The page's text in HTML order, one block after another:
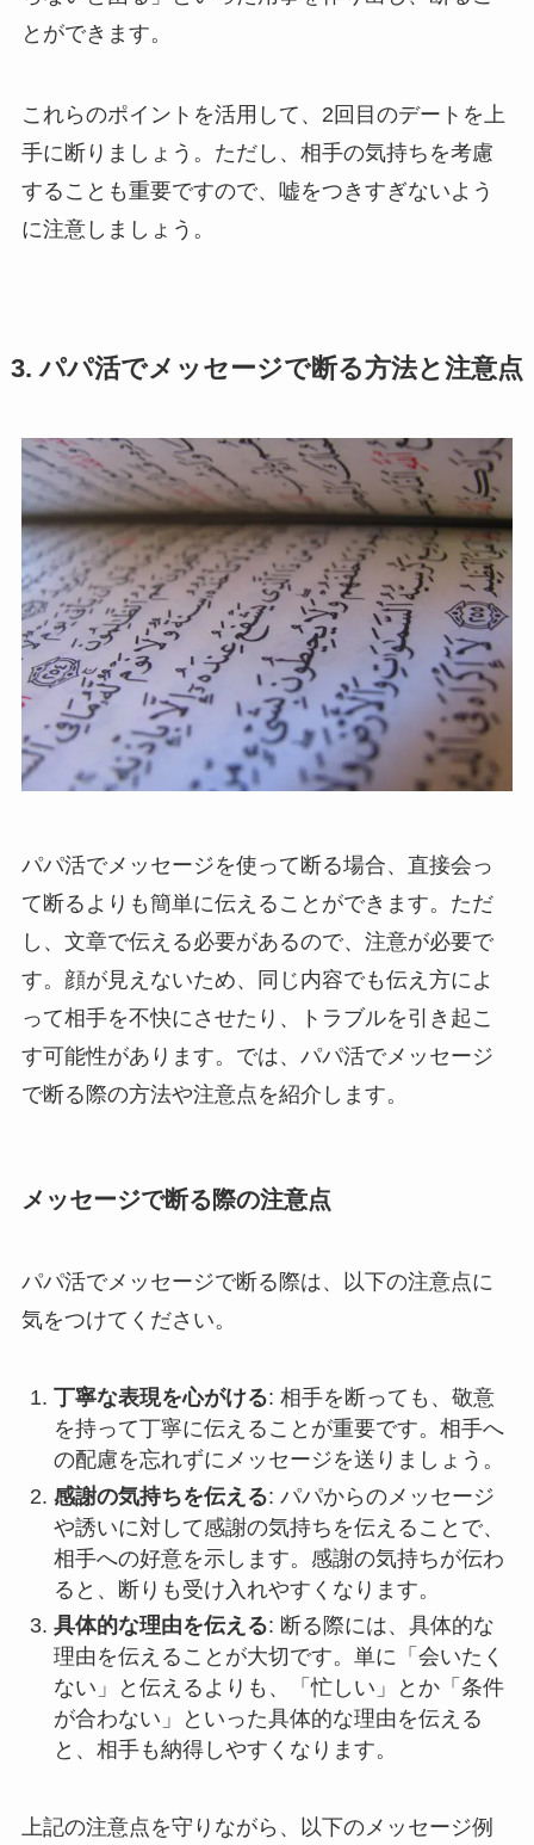
とができます。
これらのポイントを活用して、2回目のデートを上
手に断りましょう。ただし、相手の気持ちを考慮
することも重要ですので、嘘をつきすぎないよう
に注意しましょう。
3. パパ活でメッセージで断る方法と注意点
パパ活でメッセージを使って断る場合、直接会っ
て断るよりも簡単に伝えることができます。ただ
し、文章で伝える必要があるので、注意が必要で
す。顔が見えないため、同じ内容でも伝え方によ
って相手を不快にさせたり、トラブルを引き起こ
す可能性があります。では、パパ活でメッセージ
で断る際の方法や注意点を紹介します。
メッセージで断る際の注意点
パパ活でメッセージで断る際は、以下の注意点に
気をつけてください。
丁寧な表現を心がける: 相手を断っても、敬意
を持って丁寧に伝えることが重要です。相手へ
の配慮を忘れずにメッセージを送りましょう。
感謝の気持ちを伝える: パパからのメッセージ
や誘いに対して感謝の気持ちを伝えることで、
相手への好意を示します。感謝の気持ちが伝わ
ると、断りも受け入れやすくなります。
具体的な理由を伝える: 断る際には、具体的な
理由を伝えることが大切です。単に「会いたく
ない」と伝えるよりも、「忙しい」とか「条件
が合わない」といった具体的な理由を伝える
と、相手も納得しやすくなります。
上記の注意点を守りながら、以下のメッセージ例